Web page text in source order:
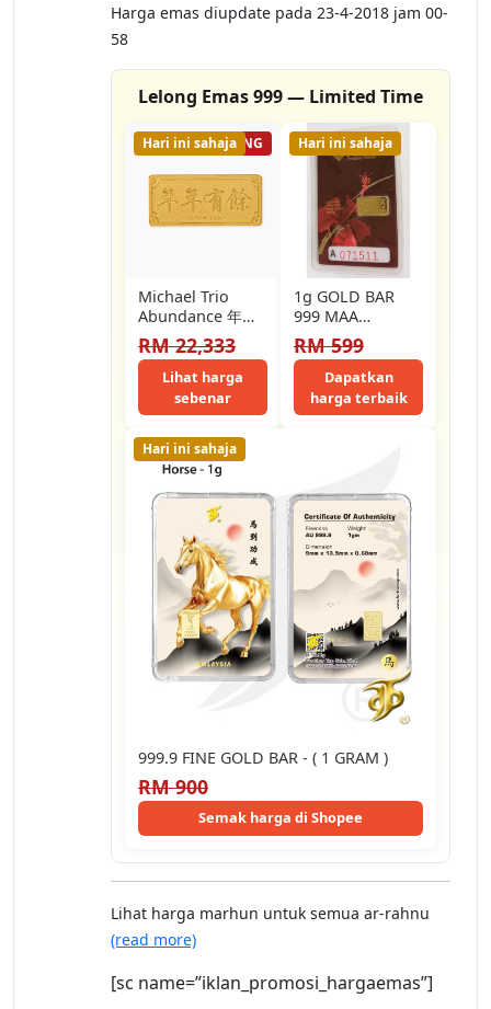
Harga emas diupdate pada 23-4-2018 jam 00-
58
Lelong Emas 999 — Limited Time
15% LELONG
Hari ini sahaja
Michael Trio
Abundance 年年
有余 19g 999
Pure Gold Bar
RM 22,333
Lihat harga
sebenar
Hari ini sahaja
1g GOLD BAR
999 MAA
AMETHYST
Goldbar Emas 1
Gram Coin
Wang…
RM 599
Dapatkan
harga terbaik
Hari ini sahaja
999.9 FINE GOLD BAR - ( 1 GRAM )
RM 900
Semak harga di Shopee
Lihat harga marhun untuk semua ar-rahnu
(read more)
[sc name=”iklan_promosi_hargaemas”]